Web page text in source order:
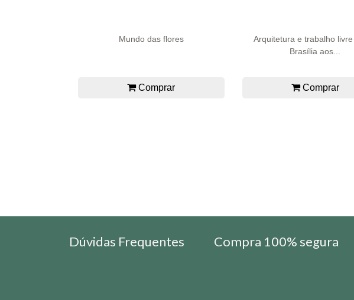
Mundo das flores
Comprar
Arquitetura e trabalho
Brasília aos...
Comprar
Dúvidas Frequentes Compra 100% segura